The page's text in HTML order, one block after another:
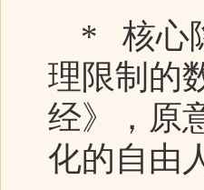
* 核心隐
理限制的
经》，原
化的自由